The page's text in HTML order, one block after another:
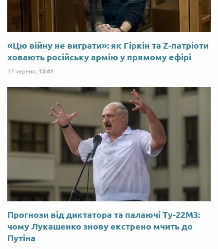
«Цю війну не виграти»: як Гіркін та Z-патріоти
ховають російську армію у прямому ефірі
17 червня, 13:41
Прогнози від диктатора та палаючі Ту-22М3:
чому Лукашенко знову екстрено мчить до
Путіна